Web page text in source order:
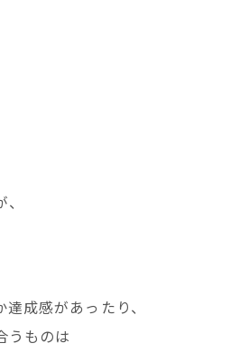
成感があったり、
うものは